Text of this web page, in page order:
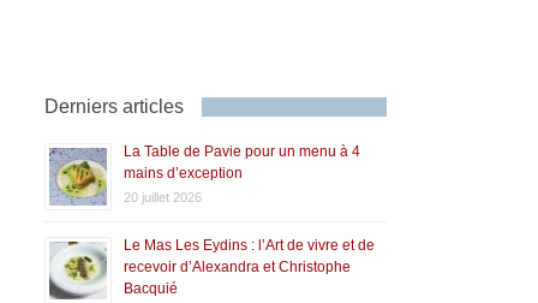
Derniers articles
La Table de Pavie pour un menu à 4
mains d’exception
20 juillet 2026
Le Mas Les Eydins : l’Art de vivre et de
recevoir d’Alexandra et Christophe
Bacquié